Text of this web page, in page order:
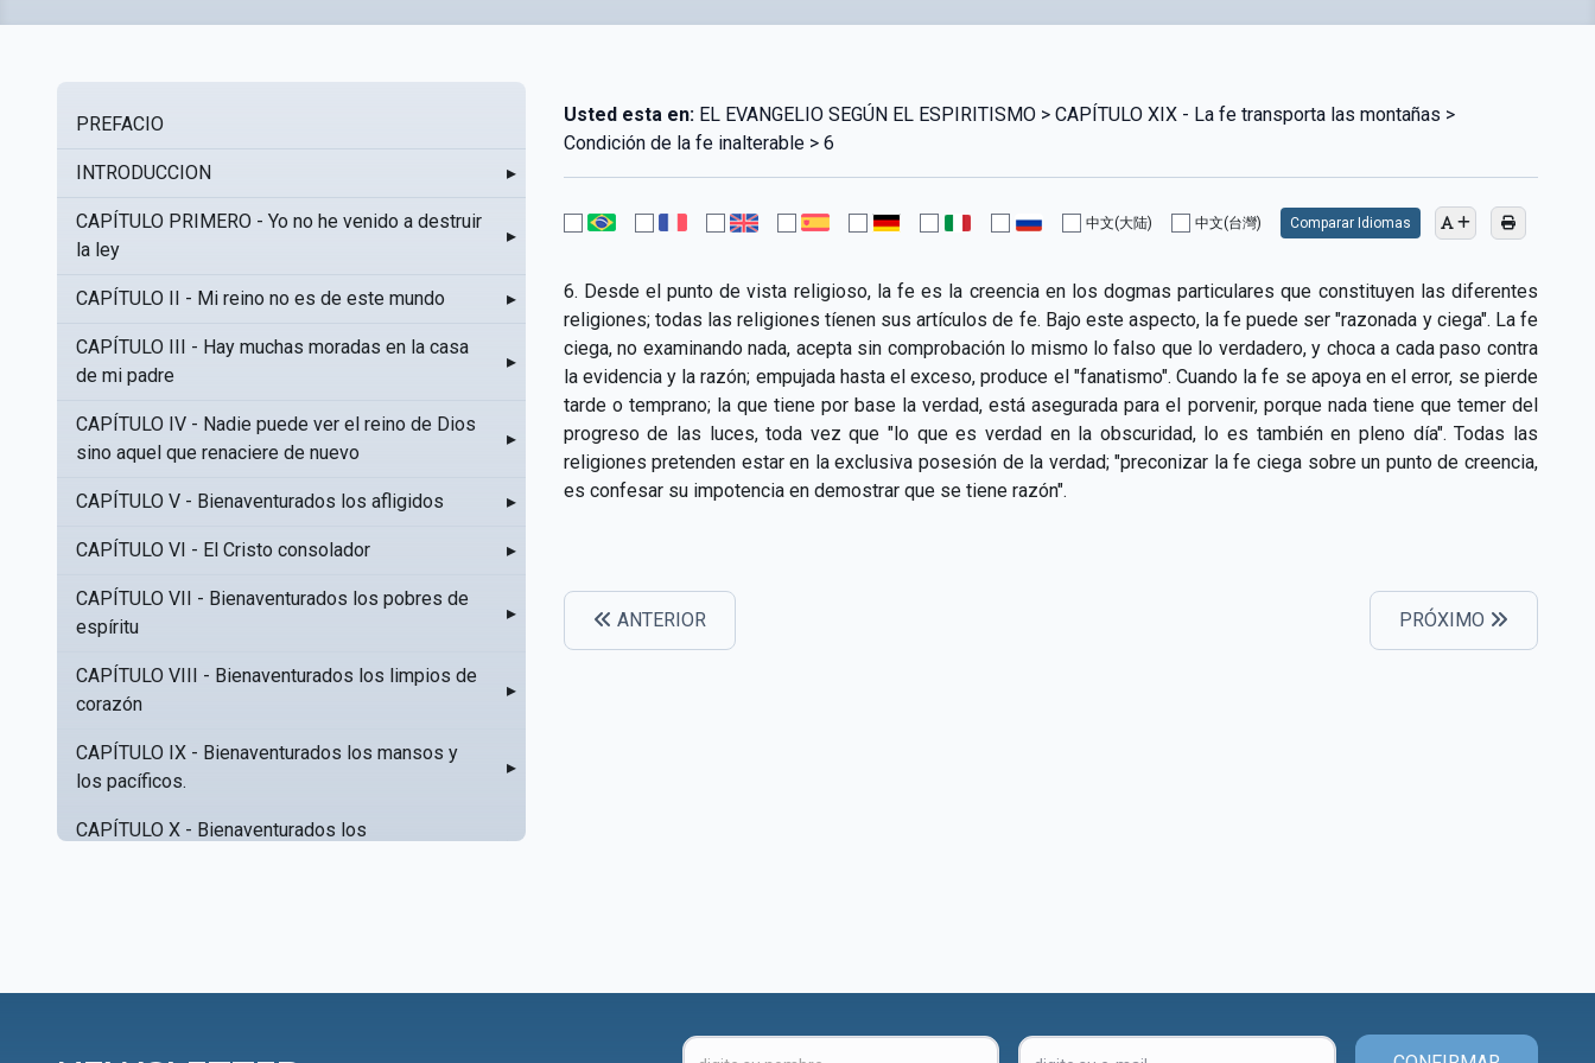
PREFACIO
INTRODUCCION ▸
CAPÍTULO PRIMERO - Yo no he venido a destruir
la ley
▸
CAPÍTULO II - Mi reino no es de este mundo ▸
CAPÍTULO III - Hay muchas moradas en la casa
de mi padre
▸
CAPÍTULO IV - Nadie puede ver el reino de Dios
sino aquel que renaciere de nuevo
▸
CAPÍTULO V - Bienaventurados los afligidos ▸
CAPÍTULO VI - El Cristo consolador ▸
CAPÍTULO VII - Bienaventurados los pobres de
espíritu
▸
CAPÍTULO VIII - Bienaventurados los limpios de
corazón
▸
CAPÍTULO IX - Bienaventurados los mansos y
los pacíficos.
▸
CAPÍTULO X - Bienaventurados los
▸
Usted esta en:EL EVANGELIO SEGÚN EL ESPIRITISMO > CAPÍTULO XIX - La fe transporta las montañas >
Condición de la fe inalterable > 6
中文(大陆) 中文(台灣) Comparar Idiomas
6. Desde el punto de vista religioso, la fe es la creencia en los dogmas particulares que constituyen las diferentes
religiones; todas las religiones tíenen sus artículos de fe. Bajo este aspecto, la fe puede ser "razonada y ciega". La fe
ciega, no examinando nada, acepta sin comprobación lo mismo lo falso que lo verdadero, y choca a cada paso contra
la evidencia y la razón; empujada hasta el exceso, produce el "fanatismo". Cuando la fe se apoya en el error, se pierde
tarde o temprano; la que tiene por base la verdad, está asegurada para el porvenir, porque nada tiene que temer del
progreso de las luces, toda vez que "lo que es verdad en la obscuridad, lo es también en pleno día". Todas las
religiones pretenden estar en la exclusiva posesión de la verdad; "preconizar la fe ciega sobre un punto de creencia,
es confesar su impotencia en demostrar que se tiene razón".
ANTERIOR PRÓXIMO